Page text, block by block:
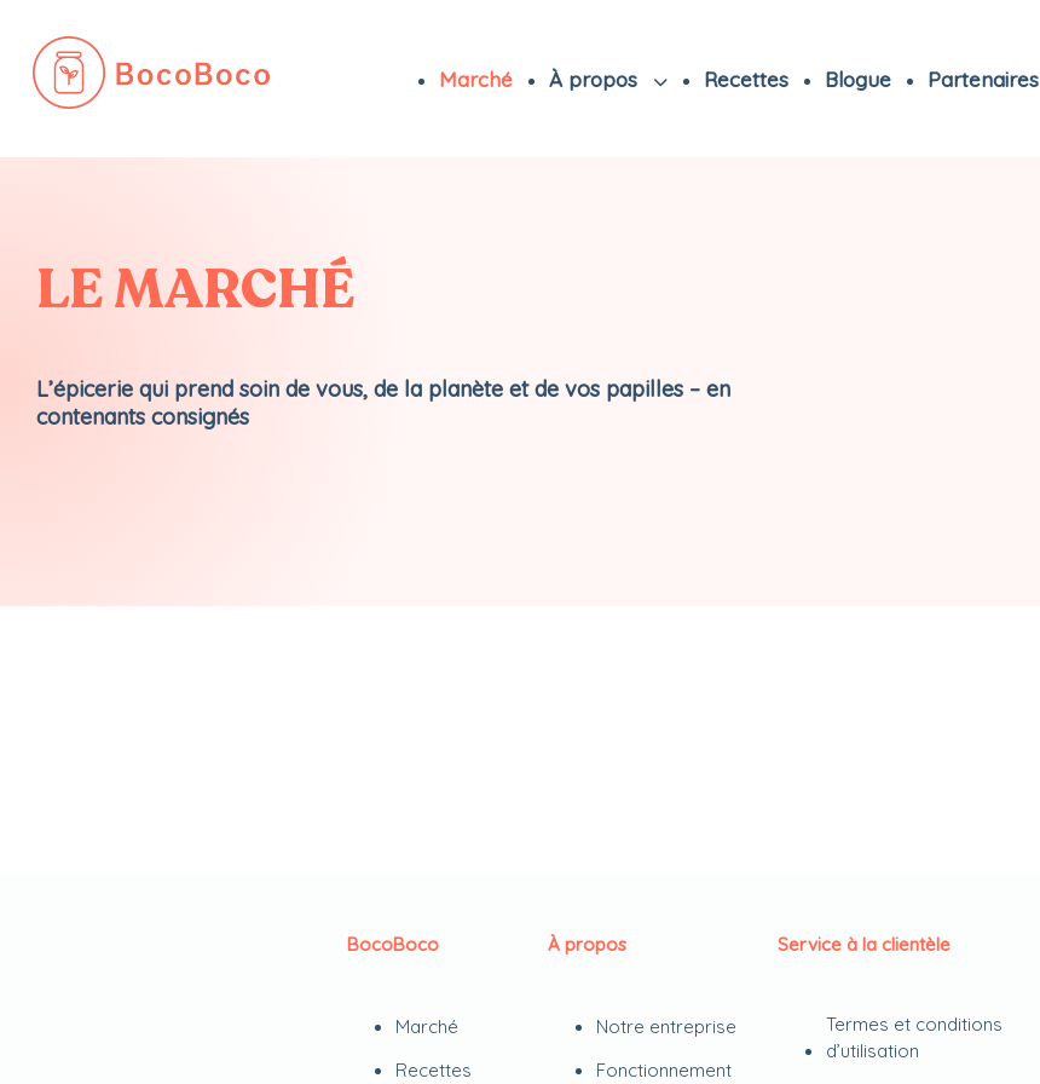
Marché À propos Recettes Blogue Partenaires
LE MARCHÉ
L’épicerie qui prend soin de vous, de la planète et de vos papilles – en
contenants consignés
BocoBoco
Marché
Recettes
À propos
Notre entreprise
Fonctionnement
Service à la clientèle
Termes et conditions
d’utilisation